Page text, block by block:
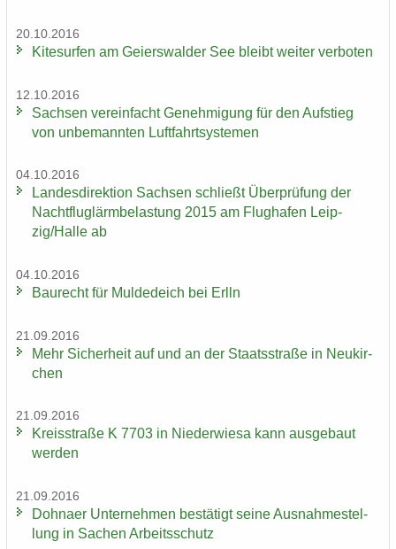
20.10.2016
Ki­te­sur­fen am Gei­ers­wal­der See bleibt wei­ter ver­bo­ten
12.10.2016
Sach­sen ver­ein­facht Ge­neh­mi­gung für den Auf­stieg
von un­be­mann­ten Luft­fahrt­sys­te­men
04.10.2016
Lan­des­di­rek­ti­on Sach­sen schließt Über­prü­fung der
Nacht­flug­lärm­be­las­tung 2015 am Flug­ha­fen Leip­
zig/Halle ab
04.10.2016
Bau­recht für Mul­de­deich bei Erlln
21.09.2016
Mehr Si­cher­heit auf und an der Staats­stra­ße in Neu­kir­
chen
21.09.2016
Kreis­stra­ße K 7703 in Nie­der­wie­sa kann aus­ge­baut
wer­den
21.09.2016
Dohna­er Un­ter­neh­men be­stä­tigt seine Aus­nah­me­stel­
lung in Sa­chen Ar­beits­schutz